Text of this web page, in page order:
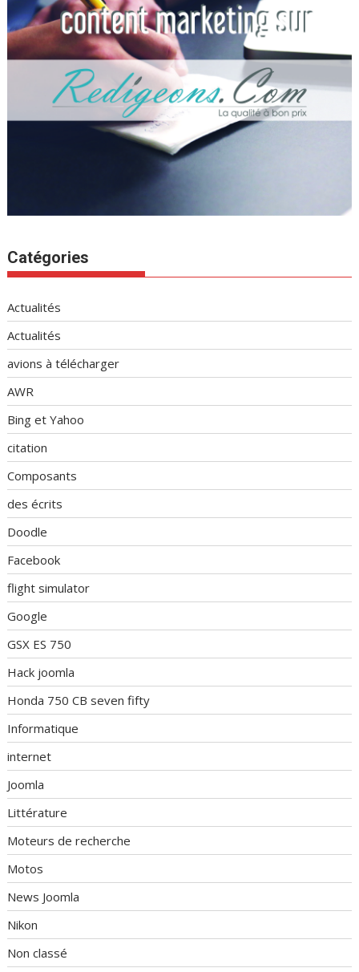
Catégories
Actualités
Actualités
avions à télécharger
AWR
Bing et Yahoo
citation
Composants
des écrits
Doodle
Facebook
flight simulator
Google
GSX ES 750
Hack joomla
Honda 750 CB seven fifty
Informatique
internet
Joomla
Littérature
Moteurs de recherche
Motos
News Joomla
Nikon
Non classé